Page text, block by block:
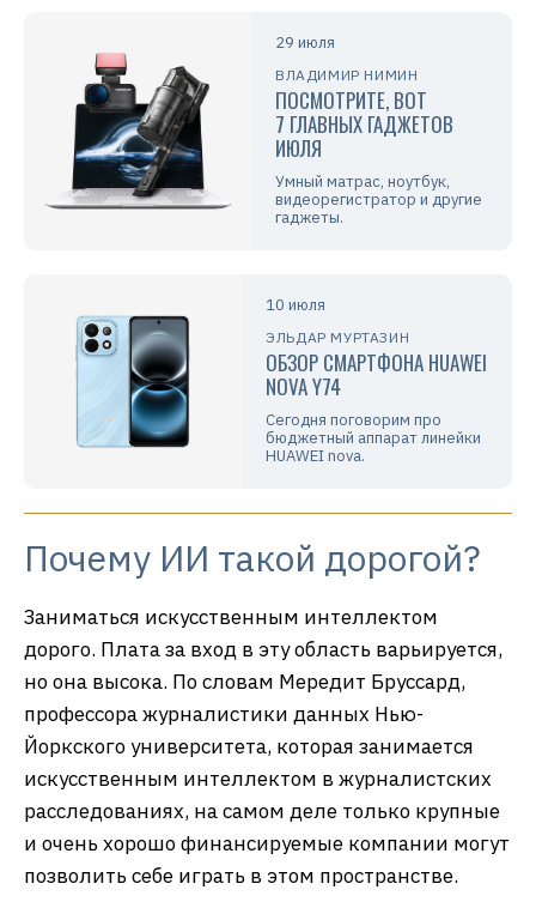
29 июля
ВЛАДИМИР НИМИН
ПОСМОТРИТЕ, ВОТ
7 ГЛАВНЫХ ГАДЖЕТОВ
ИЮЛЯ
Умный матрас, ноутбук,
видеорегистратор и другие
гаджеты.
10 июля
ЭЛЬДАР МУРТАЗИН
ОБЗОР СМАРТФОНА HUAWEI
NOVA Y74
Сегодня поговорим про
бюджетный аппарат линейки
HUAWEI nova.
Почему ИИ такой дорогой?
Заниматься искусственным интеллектом
дорого. Плата за вход в эту область варьируется,
но она высока. По словам Мередит Бруссард,
профессора журналистики данных Нью-
Йоркского университета, которая занимается
искусственным интеллектом в журналистских
расследованиях, на самом деле только крупные
и очень хорошо финансируемые компании могут
позволить себе играть в этом пространстве.